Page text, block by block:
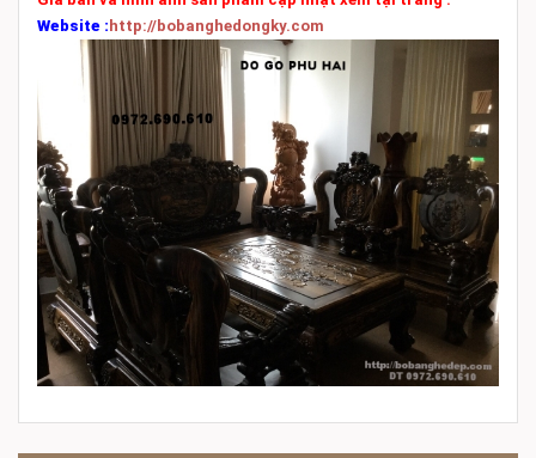
Website : http://bobanghedongky.com